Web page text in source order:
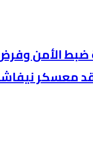
ضبط الأمن
معسكر نيفاشا